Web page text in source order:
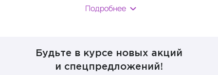
уверенно в любой ситуации. Главное — найти баланс
между эффективностью и комфортом, чтобы уход
Подробнее
Будьте в курсе новых акций
и спецпредложений!